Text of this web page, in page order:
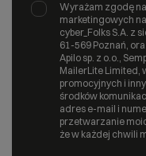
Wyrażam zgodę
marketingowych
cyber_Folks S.A. z
61-569 Poznań,
Apilo sp. z o.o.,
MailerLite Limited,
promocyjnych i
środków
adres e-mail i
przetwarzanie
że w każdej chwili